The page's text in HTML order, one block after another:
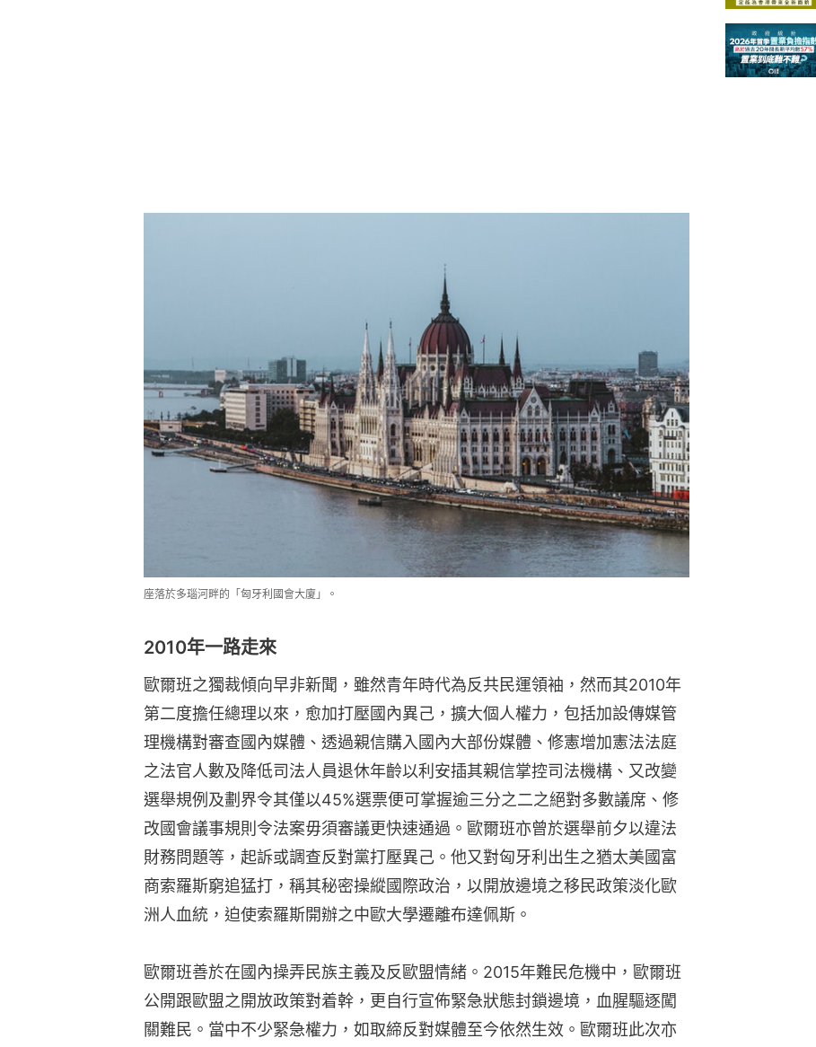
座落於多瑙河畔的「匈牙利國會大廈」。
2010年一路走來
歐爾班之獨裁傾向早非新聞，雖然青年時代為反共民運領袖，然而其2010年
第二度擔任總理以來，愈加打壓國內異己，擴大個人權力，包括加設傳媒管
理機構對審查國內媒體、透過親信購入國內大部份媒體、修憲增加憲法法庭
之法官人數及降低司法人員退休年齡以利安插其親信掌控司法機構、又改變
選舉規例及劃界令其僅以45%選票便可掌握逾三分之二之絕對多數議席、修
改國會議事規則令法案毋須審議更快速通過。歐爾班亦曾於選舉前夕以違法
財務問題等，起訴或調查反對黨打壓異己。他又對匈牙利出生之猶太美國富
商索羅斯窮追猛打，稱其秘密操縱國際政治，以開放邊境之移民政策淡化歐
洲人血統，迫使索羅斯開辦之中歐大學遷離布達佩斯。
歐爾班善於在國內操弄民族主義及反歐盟情緒。2015年難民危機中，歐爾班
公開跟歐盟之開放政策對着幹，更自行宣佈緊急狀態封鎖邊境，血腥驅逐闖
關難民。當中不少緊急權力，如取締反對媒體至今依然生效。歐爾班此次亦